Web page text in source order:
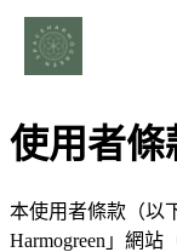
使用者條
本使用者條款（以
Harmogreen」網站